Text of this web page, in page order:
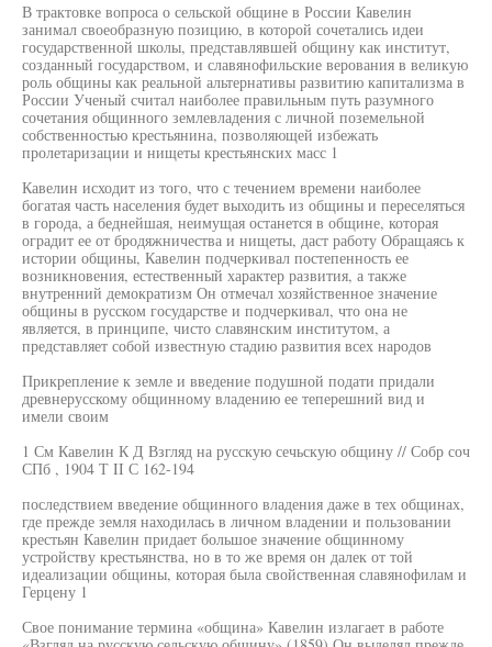
В трактовке вопроса о сельской общине в России Кавелин
занимал своеобразную позицию, в которой сочетались идеи
государственной школы, представлявшей общину как институт,
созданный государством, и славянофильские верования в великую
роль общины как реальной альтернативы развитию капитализма в
России Ученый считал наиболее правильным путь разумного
сочетания общинного землевладения с личной поземельной
собственностью крестьянина, позволяющей избежать
пролетаризации и нищеты крестьянских масс 1
Кавелин исходит из того, что с течением времени наиболее
богатая часть населения будет выходить из общины и переселяться
в города, а беднейшая, неимущая останется в общине, которая
оградит ее от бродяжничества и нищеты, даст работу Обращаясь к
истории общины, Кавелин подчеркивал постепенность ее
возникновения, естественный характер развития, а также
внутренний демократизм Он отмечал хозяйственное значение
общины в русском государстве и подчеркивал, что она не
является, в принципе, чисто славянским институтом, а
представляет собой известную стадию развития всех народов
Прикрепление к земле и введение подушной подати придали
древнерусскому общинному владению ее теперешний вид и
имели своим
1 См Кавелин К Д Взгляд на русскую сечьскую общину // Собр соч
СПб , 1904 Т II С 162-194
последствием введение общинного владения даже в тех общинах,
где прежде земля находилась в личном владении и пользовании
крестьян Кавелин придает большое значение общинному
устройству крестьянства, но в то же время он далек от той
идеализации общины, которая была свойственная славянофилам и
Герцену 1
Свое понимание термина «община» Кавелин излагает в работе